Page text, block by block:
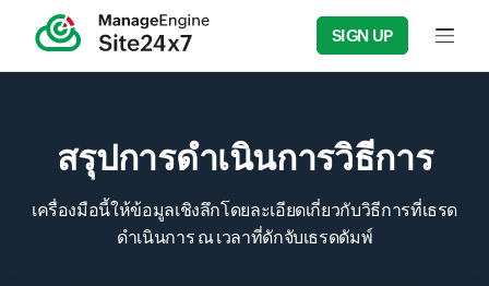
SIGN UP Input
สรุปการดำเนินการวิธีการ
เครื่องมือนี้ให้ข้อมูลเชิงลึกโดยละเอียดเกี่ยวกับวิธีการที่เธรด
ดำเนินการ ณ เวลาที่ดักจับเธรดดัมพ์